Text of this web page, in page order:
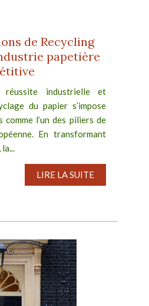
de Recycling
papetière
réussite industrielle et
du papier s’impose
comme l’un des piliers de
En transformant
LIRE LA SUITE